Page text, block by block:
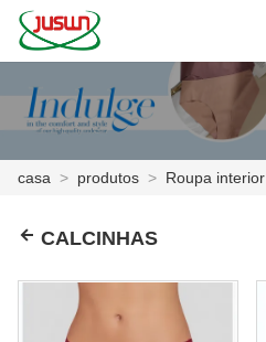
NOTÍCIA
Deutsch
casa > produtos > Roupa
CALCINHAS